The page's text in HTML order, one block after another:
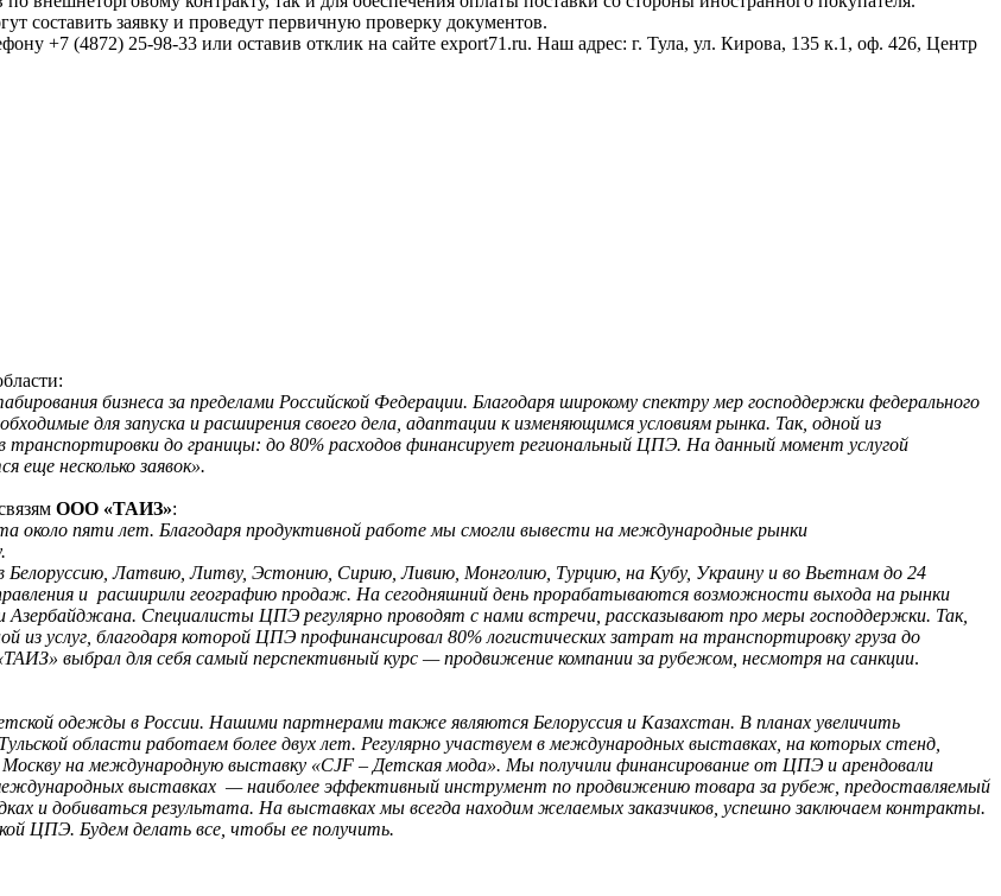
составить заявку и проведут первичную проверку документов.
+7 (4872) 25-98-33 или оставив отклик на сайте export71.ru. Наш адрес: г. Тула, ул. Кирова, 135 к.1, оф. 426, Центр
бизнеса за пределами Российской Федерации. Благодаря широкому спектру мер господдержки федерального
для запуска и расширения своего дела, адаптации к изменяющимся условиям рынка. Так, одной из
транспортировки до границы: до 80% расходов финансирует региональный ЦПЭ. На данный момент услугой
еще несколько заявок».
ООО «ТАИЗ»:
пяти лет. Благодаря продуктивной работе мы смогли вывести на международные рынки
Белоруссию, Латвию, Литву, Эстонию, Сирию, Ливию, Монголию, Турцию, на Кубу, Украину и во Вьетнам до 24
и расширили географию продаж. На сегодняшний день прорабатываются возможности выхода на рынки
Азербайджана. Специалисты ЦПЭ регулярно проводят с нами встречи, рассказывают про меры господдержки. Так,
из услуг, благодаря которой ЦПЭ профинансировал 80% логистических затрат на транспортировку груза до
выбрал для себя самый перспективный курс — продвижение компании за рубежом, несмотря на санкции.
одежды в России. Нашими партнерами также являются Белоруссия и Казахстан. В планах увеличить
области работаем более двух лет. Регулярно участвуем в международных выставках, на которых стенд,
Москву на международную выставку «CJF – Детская мода». Мы получили финансирование от ЦПЭ и арендовали
выставках — наиболее эффективный инструмент по продвижению товара за рубеж, предоставляемый
и добиваться результата. На выставках мы всегда находим желаемых заказчиков, успешно заключаем контракты.
ЦПЭ. Будем делать все, чтобы ее получить.